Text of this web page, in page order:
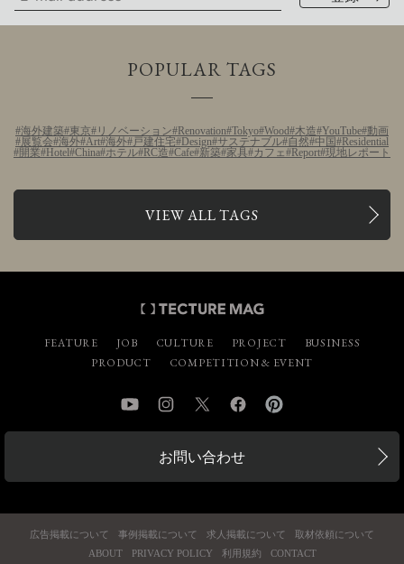
POPULAR TAGS
海外建築 東京 リノベーション Renovation Tokyo Wood 木造 YouTube 動画
展覧会 海外 Art 海外 戸建住宅 Design サステナブル 自然 中国
Residential
開業
Hotel China ホテル RC造 Cafe 新築 家具 カフェ Report 現地レポート
VIEW ALL TAGS
FEATURE JOB CULTURE PROJECT
BUSINESS
PRODUCT
COMPETITION & EVENT
YouTube InstagramTwitter Facebook
お問い合わせ
広告掲載について 事例掲載について 求人掲載について
取材依頼について
ABOUT
PRIVACY POLICY 利用規約 CONTACT